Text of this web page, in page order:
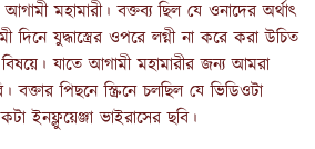
মহামারী। বক্তব্য ছিল যে ওনাদের অর্থাৎ
দিনে যুদ্ধাস্ত্রের ওপরে লগ্নী না করে করা উচিত
যাতে আগামী মহামারীর জন্য আমরা
বক্তার পিছনে স্ক্রিনে চলছিল যে ভিডিওটা
ইনফ্লুয়েঞ্জা ভাইরাসের ছবি।